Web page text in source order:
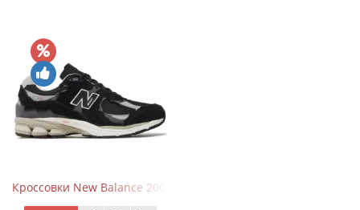
Кроссовки New Balance 2002R Protection Pack Black Grey